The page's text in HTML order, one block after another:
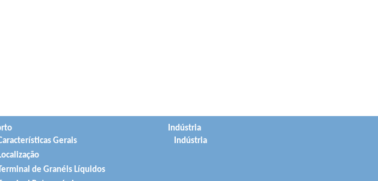
Gerais
de Granéis Líquidos
Indústria
Indústria